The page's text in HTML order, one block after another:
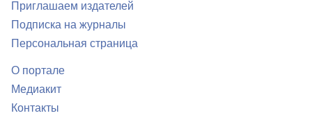
Приглашаем издателей
Подписка на журналы
Персональная страница
О портале
Медиакит
Контакты